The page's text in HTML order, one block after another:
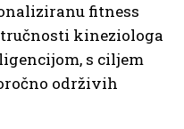
fitness
kineziologa
s ciljem
održivih